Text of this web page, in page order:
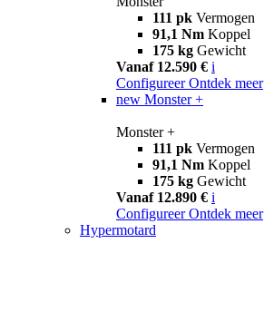
111 pk Vermogen
91,1 Nm Koppel
175 kg Gewicht
Vanaf 12.590 € i
Configureer Ontdek meer
new Monster +
Monster +
111 pk Vermogen
91,1 Nm Koppel
175 kg Gewicht
Vanaf 12.890 € i
Configureer Ontdek meer
Hypermotard